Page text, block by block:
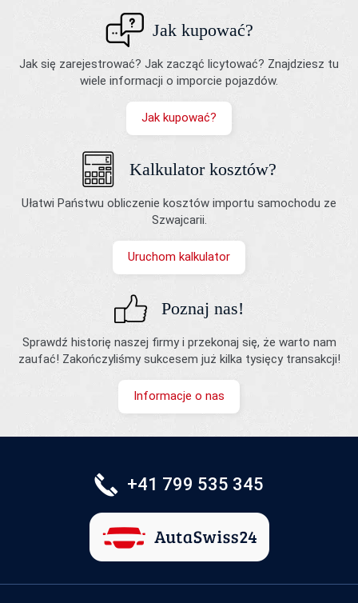
Jak kupować?
Jak się zarejestrować? Jak zacząć licytować? Znajdziesz tu
wiele informacji o imporcie pojazdów.
Jak kupować?
Kalkulator kosztów?
Ułatwi Państwu obliczenie kosztów importu samochodu ze
Szwajcarii.
Uruchom kalkulator
Poznaj nas!
Sprawdź historię naszej firmy i przekonaj się, że warto nam
zaufać! Zakończyliśmy sukcesem już kilka tysięcy transakcji!
Informacje o nas
+41 799 535 345